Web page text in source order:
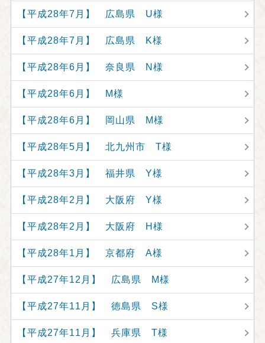
【平成28年7月】 広島県 U様
【平成28年7月】 広島県 K様
【平成28年6月】 奈良県 N様
【平成28年6月】 M様
【平成28年6月】 岡山県 M様
【平成28年5月】 北九州市 T様
【平成28年3月】 福井県 Y様
【平成28年2月】 大阪府 Y様
【平成28年2月】 大阪府 H様
【平成28年1月】 京都府 A様
【平成27年12月】 広島県 M様
【平成27年11月】 徳島県 S様
【平成27年11月】 兵庫県 T様